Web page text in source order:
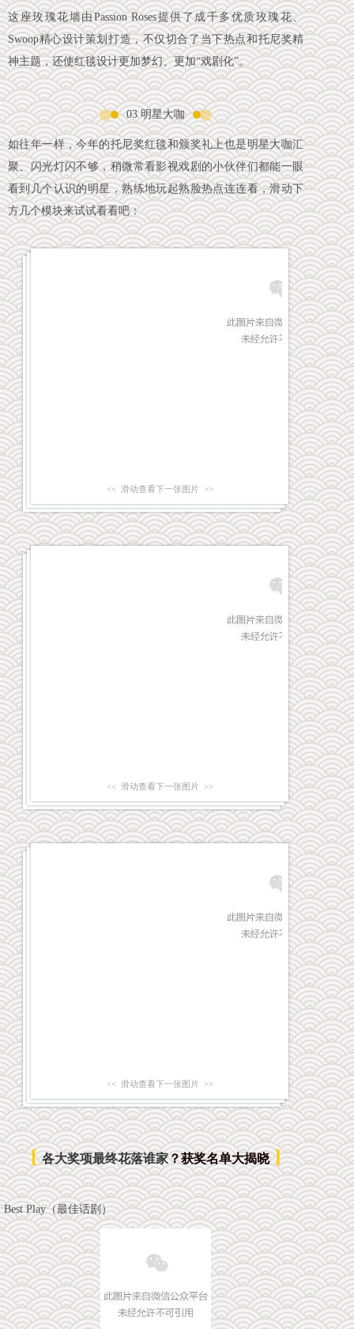
这座玫瑰花墙由Passion Roses提供了成千多优质玫瑰花、
Swoop精心设计策划打造，不仅切合了当下热点和托尼奖精
神主题，还使红毯设计更加梦幻、更加“戏剧化”。
03 明星大咖
如往年一样，今年的托尼奖红毯和颁奖礼上也是明星大咖汇
聚、闪光灯闪不够，稍微常看影视戏剧的小伙伴们都能一眼
看到几个认识的明星，熟练地玩起熟脸热点连连看，滑动下
方几个模块来试试看看吧：
<< 滑动查看下一张图片 >>
<< 滑动查看下一张图片 >>
<< 滑动查看下一张图片 >>
[ 各大奖项最终花落谁家？获奖名单大揭晓 ]
Best Play（最佳话剧）